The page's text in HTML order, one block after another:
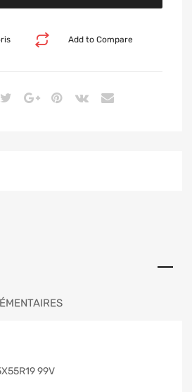
Add to Compare
99V